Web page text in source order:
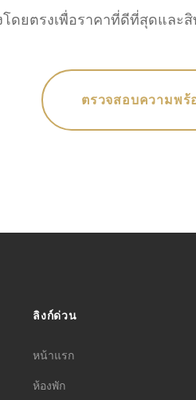
โดยตรงเพื่อราคาที่ดีที่สุดและ
ตรวจสอบความพร้
ลิงก์ด่วน
หน้าแรก
ห้องพัก